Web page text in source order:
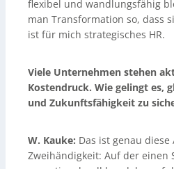
flexibel und wandlungsfähig
man Transformation so, dass
ist für mich strategisches HR.
Viele Unternehmen stehen
Kostendruck. Wie gelingt es,
und Zukunftsfähigkeit zu
W. Kauke: Das ist genau
Zweihändigkeit: Auf der einen